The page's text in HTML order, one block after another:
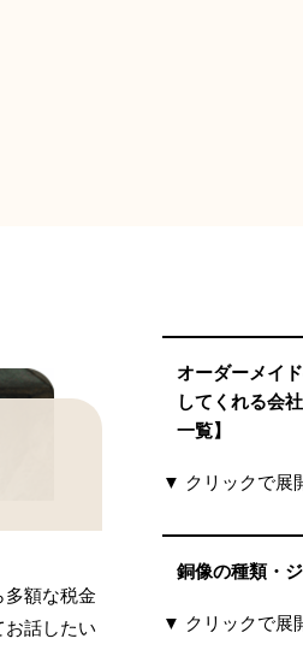
額な税金
話したい
オーダーメイ
してくれる会
一覧】
▼ クリックで展
銅像の種類・
▼ クリックで展